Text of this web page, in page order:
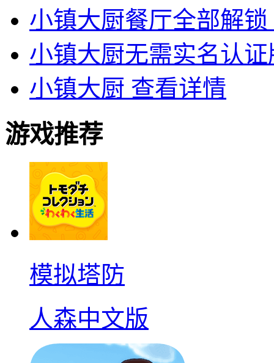
小镇大厨餐厅全部解锁
小镇大厨无需实名认证
小镇大厨 查看详情
游戏推荐
模拟塔防
人森中文版